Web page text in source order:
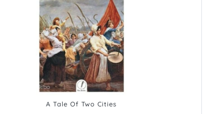
A Tale Of Two Cities